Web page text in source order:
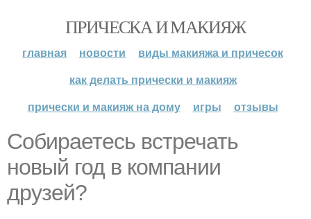
ПРИЧЕСКА И МАКИЯЖ
главная новости
виды макияжа и причесок
как делать прически и макияж
прически и макияж на дому
игры отзывы
Собираетесь встречать
новый год в компании
друзей?